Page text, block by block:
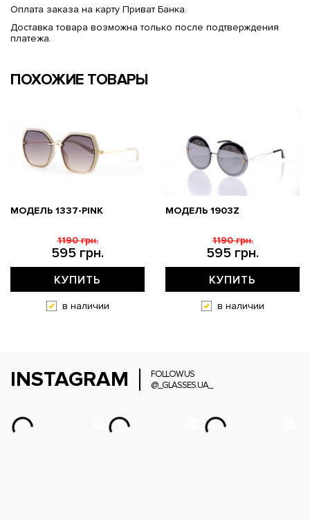
Оплата заказа на карту Приват Банка.
Доставка товара возможна только после подтверждения
платежа.
ПОХОЖИЕ ТОВАРЫ
МОДЕЛЬ 1337-PINK
595 грн.
1190 грн.
КУПИТЬ
в наличии
МОДЕЛЬ 1903Z
595 грн.
1190 грн.
КУПИТЬ
в наличии
INSTAGRAM
FOLLOW US
@_GLASSES.UA_